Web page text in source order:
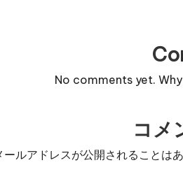
No comments yet.
コメ
ールアドレスが公開されることはあ